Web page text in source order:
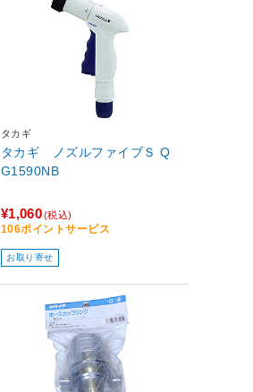
タカギ
タカギ ノズルファイブＳ Q
G1590NB
¥1,060(税込)
106ポイントサービス
お取り寄せ